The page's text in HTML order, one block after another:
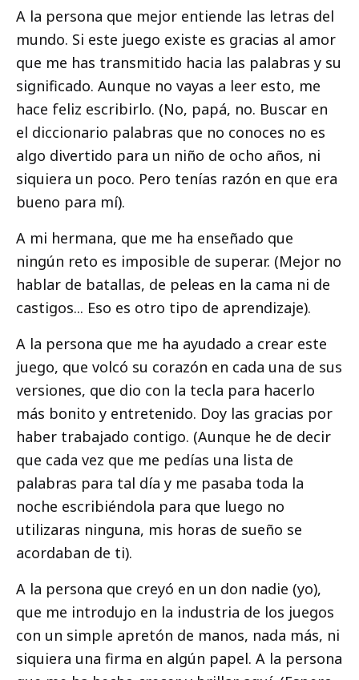
A la persona que mejor entiende las letras del
mundo. Si este juego existe es gracias al amor
que me has transmitido hacia las palabras y su
significado. Aunque no vayas a leer esto, me
hace feliz escribirlo. (No, papá, no. Buscar en
el diccionario palabras que no conoces no es
algo divertido para un niño de ocho años, ni
siquiera un poco. Pero tenías razón en que era
bueno para mí).
A mi hermana, que me ha enseñado que
ningún reto es imposible de superar. (Mejor no
hablar de batallas, de peleas en la cama ni de
castigos... Eso es otro tipo de aprendizaje).
A la persona que me ha ayudado a crear este
juego, que volcó su corazón en cada una de sus
versiones, que dio con la tecla para hacerlo
más bonito y entretenido. Doy las gracias por
haber trabajado contigo. (Aunque he de decir
que cada vez que me pedías una lista de
palabras para tal día y me pasaba toda la
noche escribiéndola para que luego no
utilizaras ninguna, mis horas de sueño se
acordaban de ti).
A la persona que creyó en un don nadie (yo),
que me introdujo en la industria de los juegos
con un simple apretón de manos, nada más, ni
siquiera una firma en algún papel. A la persona